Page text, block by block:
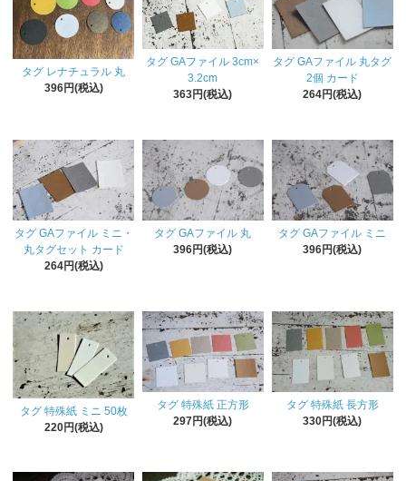
タグ レナチュラル 丸
396円(税込)
タグ GAファイル 3cm×
3.2cm
363円(税込)
タグ GAファイル 丸タグ
2個 カード
264円(税込)
タグ GAファイル ミニ・
丸タグセット カード
264円(税込)
タグ GAファイル 丸
396円(税込)
タグ GAファイル ミニ
396円(税込)
タグ 特殊紙 ミニ 50枚
220円(税込)
タグ 特殊紙 正方形
297円(税込)
タグ 特殊紙 長方形
330円(税込)